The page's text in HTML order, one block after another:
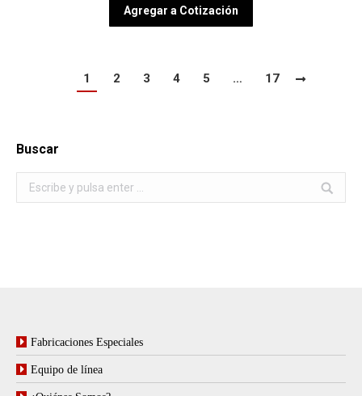
Agregar a Cotización
1 2 3 4 5 … 17
Buscar
Buscar:
Fabricaciones Especiales
Equipo de línea